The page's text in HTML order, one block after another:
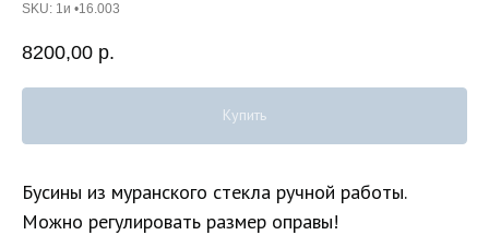
SKU: 1и •16.003
8200,00 р.
Купить
Бусины из муранского стекла ручной работы.
Можно регулировать размер оправы!